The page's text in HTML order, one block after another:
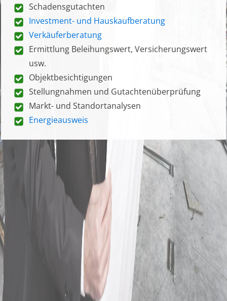
Schadensgutachten
Investment- und Hauskaufberatung
Verkäuferberatung
Ermittlung Beleihungswert, Versicherungswert
usw.
Objektbesichtigungen
Stellungnahmen und Gutachtenüberprüfung
Markt- und Standortanalysen
Energieausweis